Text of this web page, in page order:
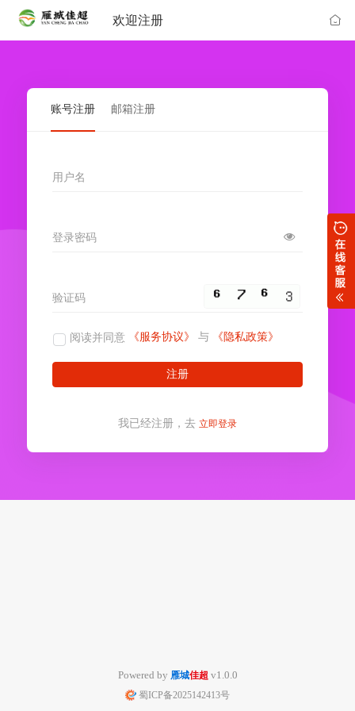
欢迎注册
账号注册 邮箱注册
用户名
登录密码
验证码
阅读并同意 《服务协议》 与 《隐私政策》
注册
我已经注册，去 立即登录
Powered by 雁城佳超 v1.0.0
蜀ICP备2025142413号